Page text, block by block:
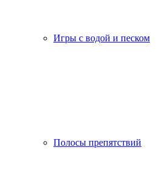
Игры с водой и песком
Полосы препятствий